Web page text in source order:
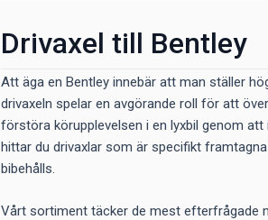
Drivaxel till Bentley
Att äga en Bentley innebär att man ställer
drivaxeln spelar en avgörande roll för att
förstöra körupplevelsen i en lyxbil genom
hittar du drivaxlar som är specifikt
bibehålls.
Vårt sortiment täcker de mest efterfrågade